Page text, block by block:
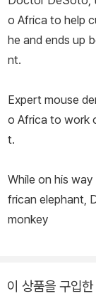
o Africa to help
he and ends up
nt.
Expert mouse
o Africa to work
t.
While on his
frican elephant,
monkey
이 상품을 구입